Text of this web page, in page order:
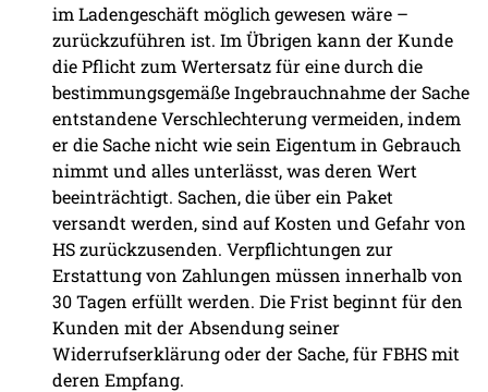
im Ladengeschäft möglich gewesen wäre –
zurückzuführen ist. Im Übrigen kann der Kunde
die Pflicht zum Wertersatz für eine durch die
bestimmungsgemäße Ingebrauchnahme der Sache
entstandene Verschlechterung vermeiden, indem
er die Sache nicht wie sein Eigentum in Gebrauch
nimmt und alles unterlässt, was deren Wert
beeinträchtigt. Sachen, die über ein Paket
versandt werden, sind auf Kosten und Gefahr von
HS zurückzusenden. Verpflichtungen zur
Erstattung von Zahlungen müssen innerhalb von
30 Tagen erfüllt werden. Die Frist beginnt für den
Kunden mit der Absendung seiner
Widerrufserklärung oder der Sache, für FBHS mit
deren Empfang.